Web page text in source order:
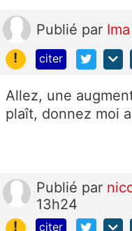
Publié par Ima
!
citer
Allez, une
plaît, donnez moi
Publié par
13h24
!
citer